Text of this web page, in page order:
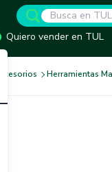
Quiero vender en TUL
Herramientas